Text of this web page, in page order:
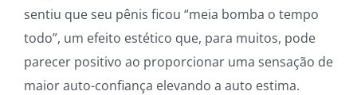
sentiu que seu pênis ficou “meia bomba o tempo
todo”, um efeito estético que, para muitos, pode
parecer positivo ao proporcionar uma sensação de
maior auto-confiança elevando a auto estima.